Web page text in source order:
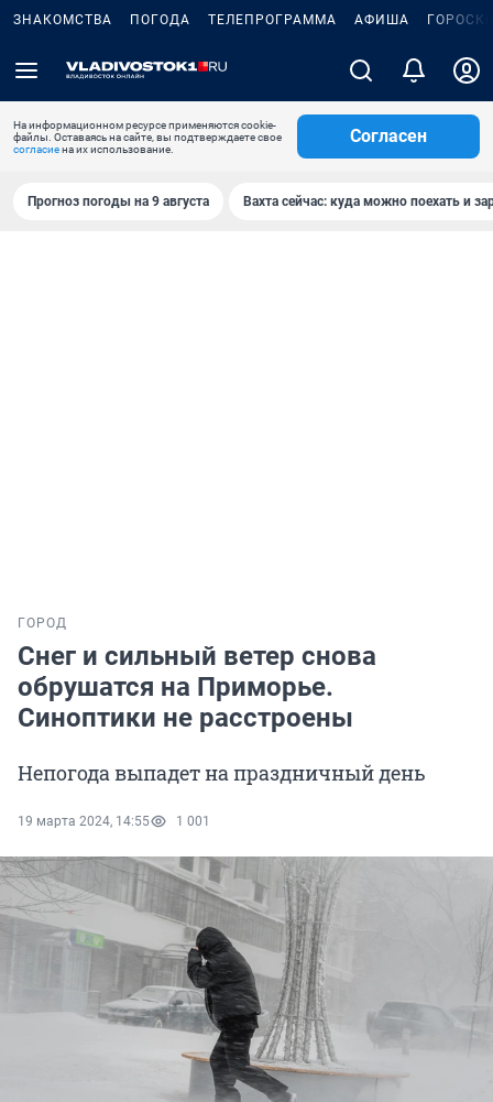
ЗНАКОМСТВА ПОГОДА ТЕЛЕПРОГРАММА АФИША
На информационном ресурсе применяются cookie-
файлы. Оставаясь на сайте, вы подтверждаете свое
согласиена их использование.
Согласен
Прогноз погоды на 9 августа Вахта сейчас: куда можно поехать и
ГОРОД
Снег и сильный ветер снова
обрушатся на Приморье.
Синоптики не расстроены
Непогода выпадет на праздничный день
19 марта 2024, 14:55 1 001